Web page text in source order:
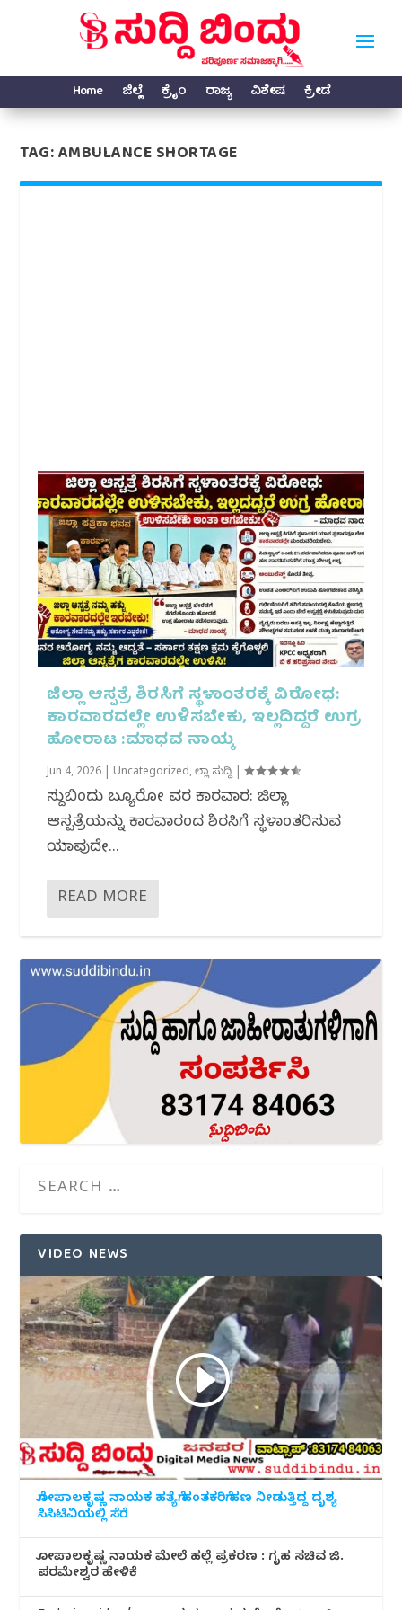
Home ಜಿಲ್ಲೆ ಕ್ರೈಂ ರಾಜ್ಯ ವಿಶೇಷ ಕ್ರೀಡೆ
TAG:AMBULANCE SHORTAGE
ಜಿಲ್ಲಾ ಆಸ್ಪತ್ರೆ ಶಿರಸಿಗೆ ಸ್ಥಳಾಂತರಕ್ಕೆ ವಿರೋಧ:
ಕಾರವಾರದಲ್ಲೇ ಉಳಿಸಬೇಕು, ಇಲ್ಲದಿದ್ದರೆ ಉಗ್ರ
ಹೋರಾಟ :ಮಾಧವ ನಾಯ್ಕ
Jun 4, 2026 Uncategorized,ಜಿಲ್ಲಾ ಸುದ್ದಿ |
ಸುದ್ದಿಬಿಂದು ಬ್ಯೂರೋ ವರದಿ ಕಾರವಾರ: ಜಿಲ್ಲಾ
ಆಸ್ಪತ್ರೆಯನ್ನು ಕಾರವಾರದಿಂದ ಶಿರಸಿಗೆ ಸ್ಥಳಾಂತರಿಸುವ
ಯಾವುದೇ...
READ MORE
VIDEO NEWS
ಗೋಪಾಲಕೃಷ್ಣ ನಾಯಕ ಹತ್ಯೆಗೆ ಹಂತಕರಿಗೆ ಹಣ ನೀಡುತ್ತಿದ್ದ ದೃಶ್ಯ
ಸಿಸಿಟಿವಿಯಲ್ಲಿ ಸೆರೆ
ಗೋಪಾಲಕೃಷ್ಣ ನಾಯಕ ಮೇಲೆ ಹಲ್ಲೆ ಪ್ರಕರಣ : ಗೃಹ ಸಚಿವ ಜಿ.
ಪರಮೇಶ್ವರ ಹೇಳಿಕೆ